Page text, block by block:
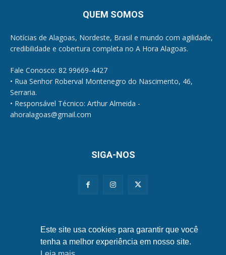
QUEM SOMOS
Notícias de Alagoas, Nordeste, Brasil e mundo com agilidade,
credibilidade e cobertura completa no A Hora Alagoas.
Fale Conosco: 82 99669-4427
• Rua Senhor Roberval Montenegro do Nascimento, 46,
Serraria.
• Responsável Técnico: Arthur Almeida -
ahoralagoas@gmail.com
SIGA-NOS
Este site usa cookies para garantir que você
tenha a melhor experiência em nosso site.